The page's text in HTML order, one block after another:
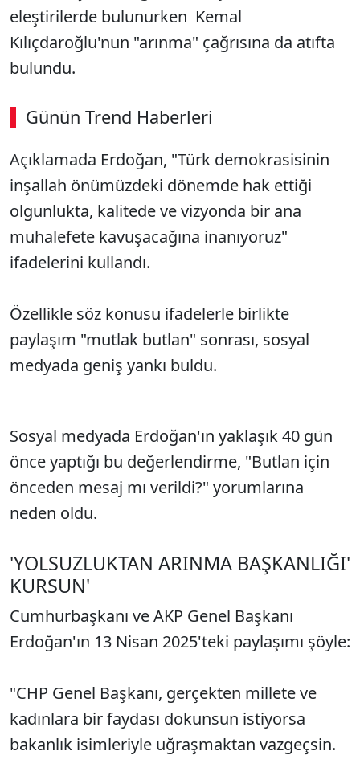
eleştirilerde bulunurken Kemal
Kılıçdaroğlu'nun "arınma" çağrısına da atıfta
bulundu.
Günün Trend Haberleri
00:02 / 06:57
Sesi Aç
Açıklamada Erdoğan, "Türk demokrasisinin
inşallah önümüzdeki dönemde hak ettiği
olgunlukta, kalitede ve vizyonda bir ana
muhalefete kavuşacağına inanıyoruz"
ifadelerini kullandı.
Özellikle söz konusu ifadelerle birlikte
paylaşım "mutlak butlan" sonrası, sosyal
medyada geniş yankı buldu.
Sosyal medyada Erdoğan'ın yaklaşık 40 gün
önce yaptığı bu değerlendirme, "Butlan için
önceden mesaj mı verildi?" yorumlarına
neden oldu.
'YOLSUZLUKTAN ARINMA BAŞKANLIĞI'
KURSUN'
Cumhurbaşkanı ve AKP Genel Başkanı
Erdoğan'ın 13 Nisan 2025'teki paylaşımı şöyle:
"CHP Genel Başkanı, gerçekten millete ve
kadınlara bir faydası dokunsun istiyorsa
bakanlık isimleriyle uğraşmaktan vazgeçsin.